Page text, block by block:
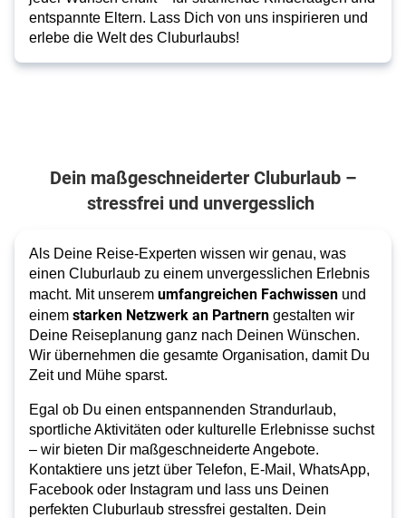
entspannte Eltern. Lass Dich von uns inspirieren und
erlebe die Welt des Cluburlaubs!
Dein maßgeschneiderter Cluburlaub –
stressfrei und unvergesslich
Als Deine Reise-Experten wissen wir genau, was
einen Cluburlaub zu einem unvergesslichen Erlebnis
macht. Mit unserem umfangreichen Fachwissen und
einem starken Netzwerk an Partnern gestalten wir
Deine Reiseplanung ganz nach Deinen Wünschen.
Wir übernehmen die gesamte Organisation, damit Du
Zeit und Mühe sparst.
Egal ob Du einen entspannenden Strandurlaub,
sportliche Aktivitäten oder kulturelle Erlebnisse suchst
– wir bieten Dir maßgeschneiderte Angebote.
Kontaktiere uns jetzt über Telefon, E-Mail, WhatsApp,
Facebook oder Instagram und lass uns Deinen
perfekten Cluburlaub stressfrei gestalten. Dein